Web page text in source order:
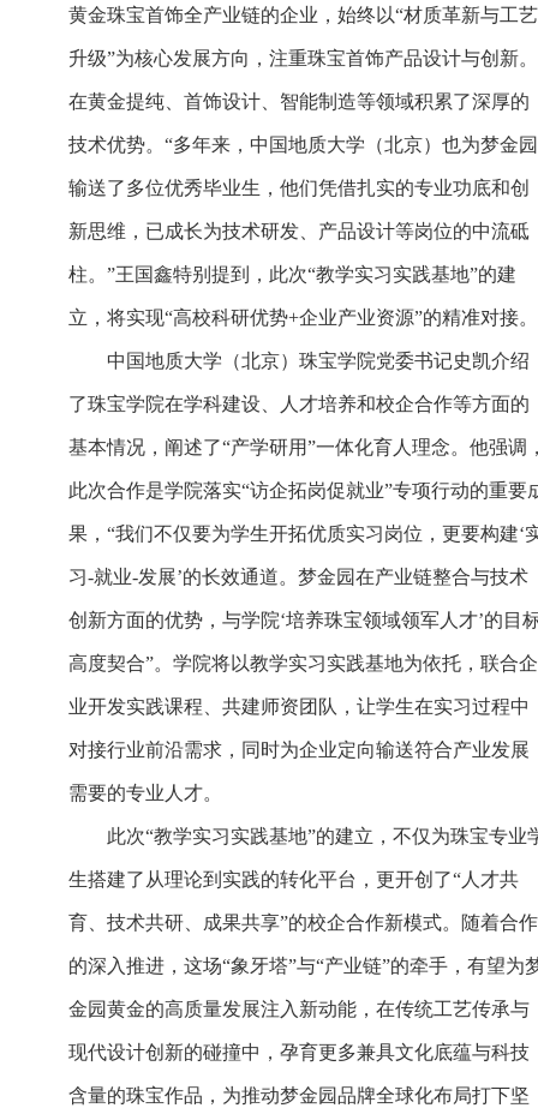
黄金珠宝首饰全产业链的企业，始终以“材质革新与工艺
升级”为核心发展方向，注重珠宝首饰产品设计与创新。
在黄金提纯、首饰设计、智能制造等领域积累了深厚的
技术优势。“多年来，中国地质大学（北京）也为梦金园
输送了多位优秀毕业生，他们凭借扎实的专业功底和创
新思维，已成长为技术研发、产品设计等岗位的中流砥
柱。”王国鑫特别提到，此次“教学实习实践基地”的建
立，将实现“高校科研优势+企业产业资源”的精准对接。
中国地质大学（北京）珠宝学院党委书记史凯介绍
了珠宝学院在学科建设、人才培养和校企合作等方面的
基本情况，阐述了“产学研用”一体化育人理念。他强调
此次合作是学院落实“访企拓岗促就业”专项行动的重要
果，“我们不仅要为学生开拓优质实习岗位，更要构建‘
习-就业-发展’的长效通道。梦金园在产业链整合与技术
创新方面的优势，与学院‘培养珠宝领域领军人才’的目
高度契合”。学院将以教学实习实践基地为依托，联合企
业开发实践课程、共建师资团队，让学生在实习过程中
对接行业前沿需求，同时为企业定向输送符合产业发展
需要的专业人才。
此次“教学实习实践基地”的建立，不仅为珠宝专业
生搭建了从理论到实践的转化平台，更开创了“人才共
育、技术共研、成果共享”的校企合作新模式。随着合作
的深入推进，这场“象牙塔”与“产业链”的牵手，有望为
金园黄金的高质量发展注入新动能，在传统工艺传承与
现代设计创新的碰撞中，孕育更多兼具文化底蕴与科技
含量的珠宝作品，为推动梦金园品牌全球化布局打下坚